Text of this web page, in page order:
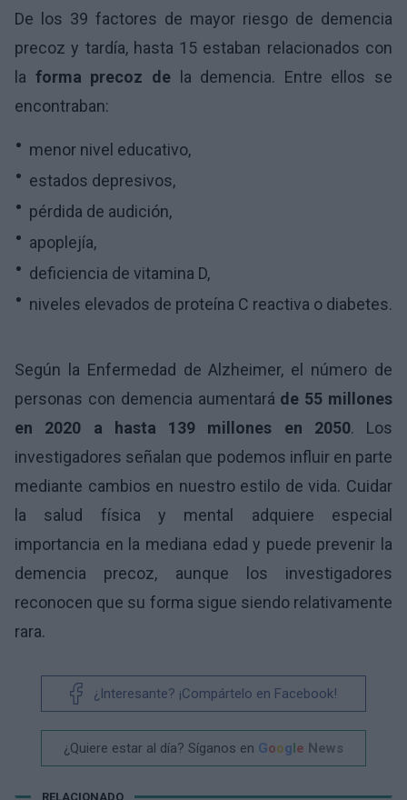
De los 39 factores de mayor riesgo de demencia
precoz y tardía, hasta 15 estaban relacionados con
la forma precoz dela demencia. Entre ellos se
encontraban:
menor nivel educativo,
estados depresivos,
pérdida de audición,
apoplejía,
deficiencia de vitamina D,
niveles elevados de proteína C reactiva o diabetes.
Según la Enfermedad de Alzheimer, el número de
personas con demencia aumentará de 55 millones
en 2020 a hasta 139 millones en 2050. Los
investigadores señalan que podemos influir en parte
mediante cambios en nuestro estilo de vida. Cuidar
la salud física y mental adquiere especial
importancia en la mediana edad y puede prevenir la
demencia precoz, aunque los investigadores
reconocen que su forma sigue siendo relativamente
rara.
¿Interesante? ¡Compártelo en Facebook!
¿Quiere estar al día? Síganos en Google News
RELACIONADO